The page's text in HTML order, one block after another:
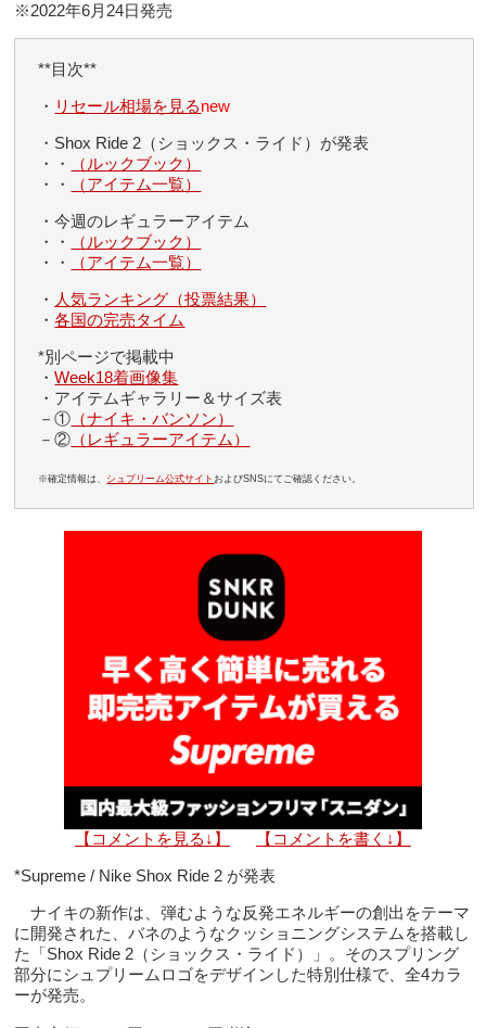
※2022年6月24日発売
**目次**
・ リセール相場を見るnew
・Shox Ride 2（ショックス・ライド）が発表
・・
（ルックブック）
・・
（アイテム一覧）
・今週のレギュラーアイテム
・・
（ルックブック）
・・
（アイテム一覧）
・ 人気ランキング（投票結果）
・各国の完売タイム
*別ページで掲載中
・Week18着画像集
・アイテムギャラリー＆サイズ表
－① （ナイキ・バンソン）
－② （レギュラーアイテム）
※確定情報は、 シュプリーム公式サイトおよびSNSにてご確認ください。
【コメントを見る↓】
【コメントを書く↓】
*Supreme / Nike Shox Ride 2 が発表
ナイキの新作は、弾むような反発エネルギーの創出をテーマ
に開発された、バネのようなクッショニングシステムを搭載し
た「Shox Ride 2（ショックス・ライド）」。そのスプリング
部分にシュプリームロゴをデザインした特別仕様で、全4カラ
ーが発売。